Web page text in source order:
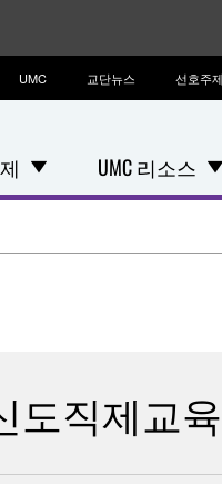
UMC 리소스
UMC 교단뉴스 선호주제
도직제교